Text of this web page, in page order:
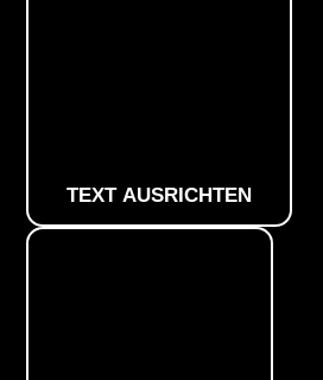
TEXT AUSRICHTEN